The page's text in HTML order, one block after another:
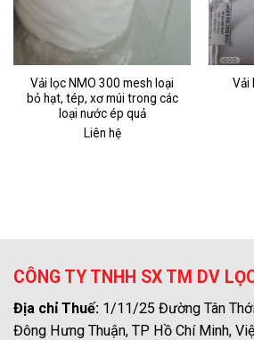
Vải lọc NMO 300 mesh loại
bỏ hạt, tép, xơ múi trong các
loại nước ép quả
Liên hệ
Vải
CÔNG TY TNHH SX TM DV
Địa chỉ Thuế: 1/11/25 Đường Tân
Đông Hưng Thuận, TP Hồ Chí Minh,